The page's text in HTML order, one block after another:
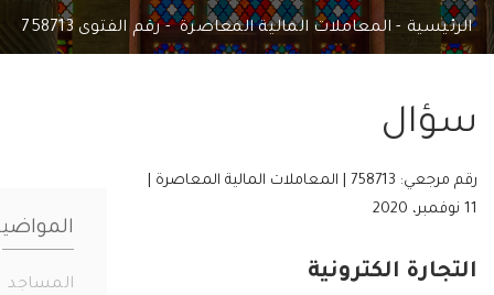
المعاملات المالية المعاصرة رقم الفتوى 758713
رقم مرجعي: 758713 | المعاملات المالية المعاصرة |
الكترونية
المواضيع
المساجد 19